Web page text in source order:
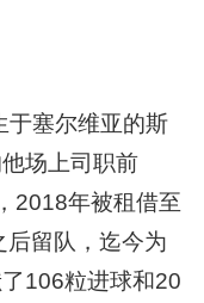
于塞尔维亚的斯
场上司职前
2018年被租借至
留队，迄今为
106粒进球和20